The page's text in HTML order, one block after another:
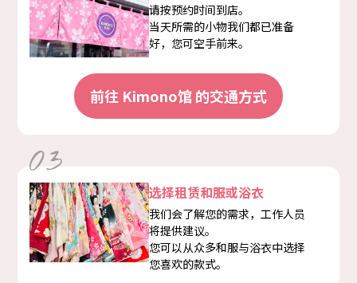
请按预约时间到店。
当天所需的小物我们都已准备
好，您可空手前来。
前往 Kimono馆 的交通方式
选择租赁和服或浴衣
我们会了解您的需求，工作人员
将提供建议。
您可以从众多和服与浴衣中选择
您喜欢的款式。